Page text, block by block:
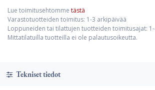
Lue toimitusehtomme tästä
Varastotuotteiden toimitus: 1-3 arkipäivää
Loppuneiden tai tilattujen tuotteiden toimitusajat:
Mittatilatuilla tuotteilla ei ole palautusoikeutta.
Tekniset tiedot